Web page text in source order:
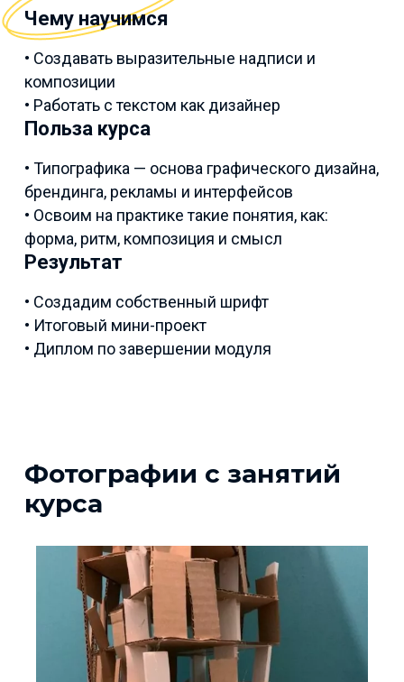
Чему научимся
• Создавать выразительные надписи и
композиции
• Работать с текстом как дизайнер
Польза курса
• Типографика — основа графического дизайна,
брендинга, рекламы и интерфейсов
• Освоим на практике такие понятия, как:
форма, ритм, композиция и смысл
Результат
• Создадим собственный шрифт
• Итоговый мини-проект
• Диплом по завершении модуля
Фотографии с занятий
курса